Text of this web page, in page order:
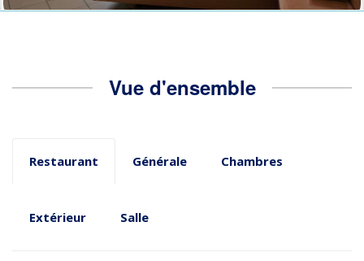
Vue d'ensemble
Restaurant Générale Chambres
Extérieur Salle